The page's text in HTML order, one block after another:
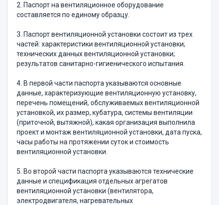
2. Паспорт на вентиляционное оборудование
составляется по единому образцу.
3. Паспорт вентиляционной установки состоит из трех
частей: характеристики вентиляционной установки;
технических данных вентиляционной установки;
результатов санитарно-гигиенического испытания.
4. В первой части паспорта указываются основные
данные, характеризующие вентиляционную установку,
перечень помещений, обслуживаемых вентиляционной
установкой, их размер, кубатура, системы вентиляции
(приточной, вытяжной), какая организация выполнила
проект и монтаж вентиляционной установки, дата пуска,
часы работы на протяжении суток и стоимость
вентиляционной установки.
5. Во второй части паспорта указываются технические
данные и спецификация отдельных агрегатов
вентиляционной установки (вентилятора,
электродвигателя, нагревательных